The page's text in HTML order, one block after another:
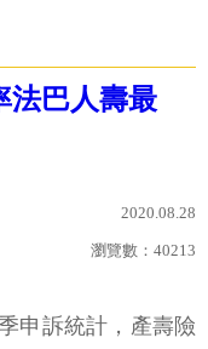
法巴人壽最
2020.08.28
瀏覽數： 40213
申訴統計，產壽險